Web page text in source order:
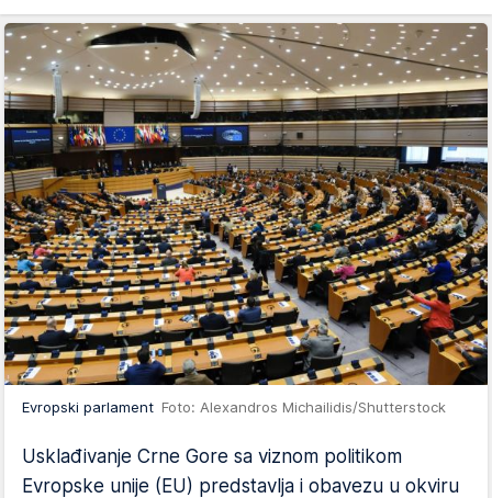
Evropski parlament Foto: Alexandros Michailidis/Shutterstock
Usklađivanje Crne Gore sa viznom politikom
Evropske unije (EU) predstavlja i obavezu u okviru